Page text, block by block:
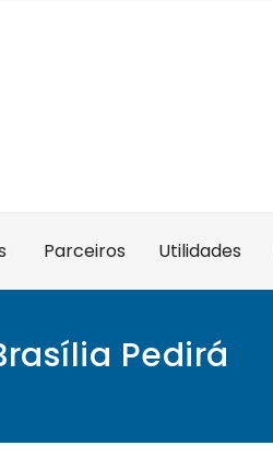
Parceiros Utilidades
Pedirá